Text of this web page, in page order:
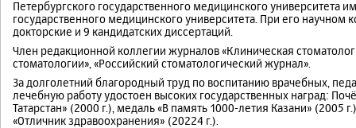
Петербургского государственного медицинского университета
государственного медицинского университета. При его
докторские и 9 кандидатских диссертаций.
Член редакционной коллегии журналов «Клиническая
стоматологии», «Российский стоматологический журнал».
За долголетний благородный труд по воспитанию врачебных,
лечебную работу удостоен высоких государственных наград:
Татарстан» (2000 г.), медаль «В память 1000-летия Казани» (2005
«Отличник здравоохранения» (20224 г.).